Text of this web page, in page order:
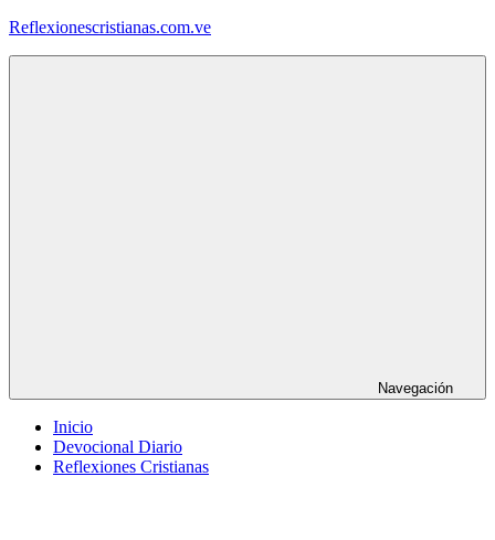
Saltar
Reflexionescristianas.com.ve
Navegación
Inicio
Devocional Diario
Reflexiones Cristianas